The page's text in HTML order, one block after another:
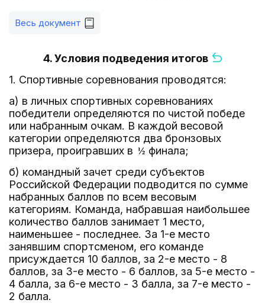
Весь документ
4. Условия подведения итогов
1. Спортивные соревнования проводятся:
а) в личных спортивных соревнованиях
победители определяются по чистой победе
или набранным очкам. В каждой весовой
категории определяются два бронзовых
призера, проигравших в
финала;
б) командный зачет среди субъектов
Российской Федерации подводится по сумме
набранных баллов по всем весовым
категориям. Команда, набравшая наибольшее
количество баллов занимает 1 место,
наименьшее - последнее. За 1-е место
занявшим спортсменом, его команде
присуждается 10 баллов, за 2-е место - 8
баллов, за 3-е место - 6 баллов, за 5-е место -
4 балла, за 6-е место - 3 балла, за 7-е место -
2 балла.